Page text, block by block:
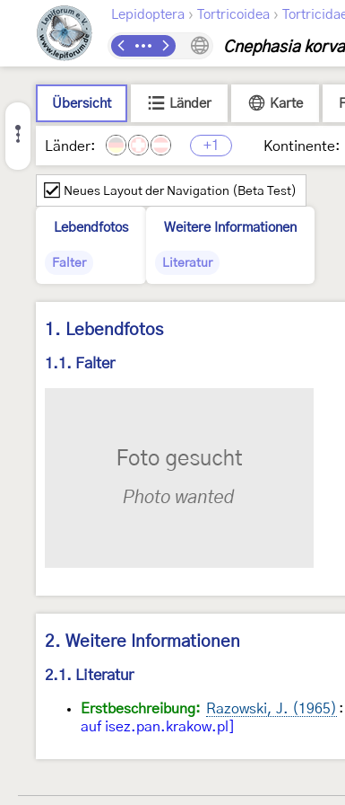
Lepidoptera › Tortricoidea ›
Cnephasia
Übersicht Länder Karte
Länder: +1 Kontinente:
Neues Layout der Navigation (Beta Test)
Lebendfotos
Falter
Weitere Informationen
Literatur
1. Lebendfotos
1.1. Falter
2. Weitere Informationen
2.1. Literatur
Erstbeschreibung: Razowski, J. (1965)
auf isez.pan.krakow.pl]